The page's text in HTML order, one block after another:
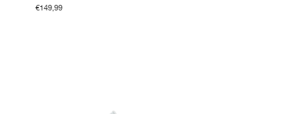
€149,99